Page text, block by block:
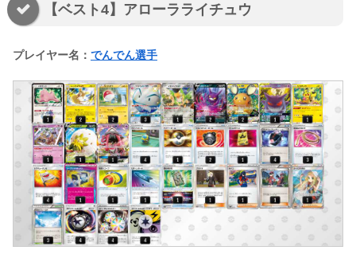
【ベスト4】アローラライチュウ
プレイヤー名： でんでん選手